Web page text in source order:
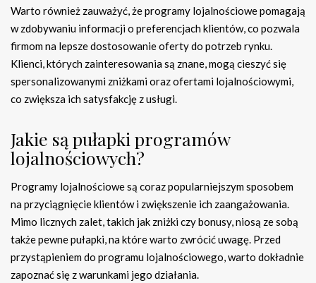
Warto również zauważyć, że programy lojalnościowe pomagają
w zdobywaniu informacji o preferencjach klientów, co pozwala
firmom na lepsze dostosowanie oferty do potrzeb rynku.
Klienci, których zainteresowania są znane, mogą cieszyć się
spersonalizowanymi zniżkami oraz ofertami lojalnościowymi,
co zwiększa ich satysfakcję z usługi.
Jakie są pułapki programów
lojalnościowych?
Programy lojalnościowe są coraz popularniejszym sposobem
na przyciągnięcie klientów i zwiększenie ich zaangażowania.
Mimo licznych zalet, takich jak zniżki czy bonusy, niosą ze sobą
także pewne pułapki, na które warto zwrócić uwagę. Przed
przystąpieniem do programu lojalnościowego, warto dokładnie
zapoznać się z warunkami jego działania.